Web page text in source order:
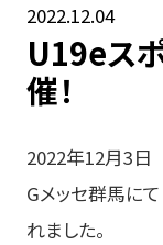
スポー
スポーツウ
スポーツウェ
スポーツウェ
フィッ
2022.12.04
U19eス
催！
2022年12月3日
Gメッセ群馬にて
れました。